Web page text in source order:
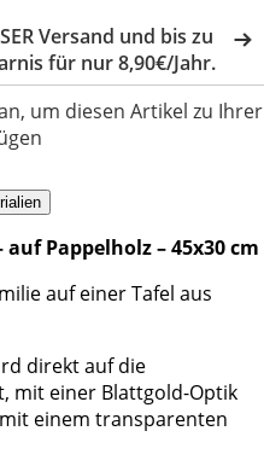
Versand und bis zu
für nur 8,90€/Jahr.
um diesen Artikel zu Ihrer
Pappelholz – 45x30 cm
auf einer Tafel aus
direkt auf die
mit einer Blattgold-Optik
einem transparenten